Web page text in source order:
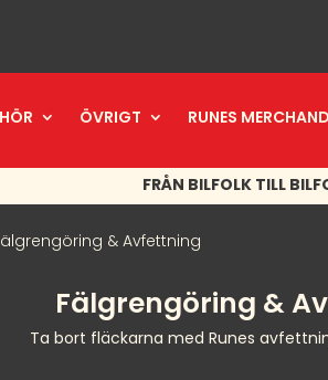
ÖVRIGT RUNES
FRÅN BILFOLK TILL
& Avfettning
Fälgrengöring &
Ta bort fläckarna med Runes